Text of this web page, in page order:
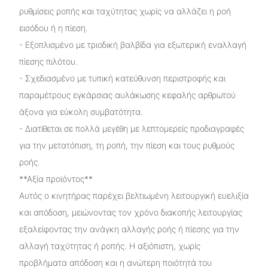
ρυθμίσεις ροπής και ταχύτητας χωρίς να αλλάζει η ροή
εισόδου ή η πίεση.
- Εξοπλισμένο με τριοδική βαλβίδα για εξωτερική εναλλαγή
πίεσης πιλότου.
- Σχεδιασμένο με τυπική κατεύθυνση περιστροφής και
παραμέτρους εγκάρσιας αυλάκωσης κεφαλής αρθρωτού
άξονα για εύκολη συμβατότητα.
- Διατίθεται σε πολλά μεγέθη με λεπτομερείς προδιαγραφές
για την μετατόπιση, τη ροπή, την πίεση και τους ρυθμούς
ροής.
**Αξία προϊόντος**
Αυτός ο κινητήρας παρέχει βελτιωμένη λειτουργική ευελιξία
και απόδοση, μειώνοντας τον χρόνο διακοπής λειτουργίας
εξαλείφοντας την ανάγκη αλλαγής ροής ή πίεσης για την
αλλαγή ταχύτητας ή ροπής. Η αξιόπιστη, χωρίς
προβλήματα απόδοση και η ανώτερη ποιότητά του